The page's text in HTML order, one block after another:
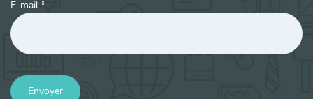
E-mail *
Envoyer